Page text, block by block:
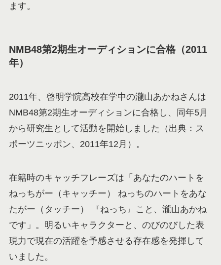
ます。
NMB48第2期生オーディションに合格（2011
年）
2011年、啓明学院高校在学中の瀧山あかねさんは
NMB48第2期生オーディションに合格し、同年5月
から研究生として活動を開始しました（出典：ス
ポーツニッポン、2011年12月）。
在籍時のキャッチフレーズは「あなたのハートを
ねっちがー（キャッチー） ねっちのハートをあな
たがー（タッチー） 『ねっち』こと、瀧山あかね
です」。明るいキャラクターと、のびのびした表
現力で現在の活躍を予感させる存在感を発揮して
いました。